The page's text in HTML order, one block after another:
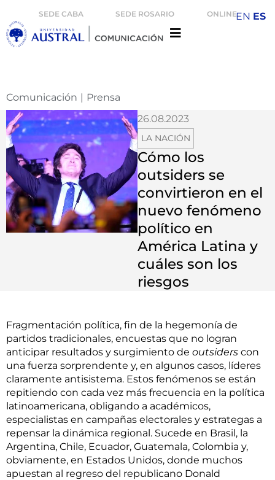
SEDE CABA SEDE ROSARIO ONLINE
Comunicación
Prensa
26.08.2023
LA NACIÓN
Cómo los
outsiders se
convirtieron en el
nuevo fenómeno
político en
América Latina y
cuáles son los
riesgos
Fragmentación política, fin de la hegemonía de
partidos tradicionales, encuestas que no logran
anticipar resultados y surgimiento de outsiders con
una fuerza sorprendente y, en algunos casos, líderes
claramente antisistema. Estos fenómenos se están
repitiendo con cada vez más frecuencia en la política
latinoamericana, obligando a académicos,
especialistas en campañas electorales y estrategas a
repensar la dinámica regional. Sucede en Brasil, la
Argentina, Chile, Ecuador, Guatemala, Colombia y,
obviamente, en Estados Unidos, donde muchos
apuestan al regreso del republicano Donald
EN ES